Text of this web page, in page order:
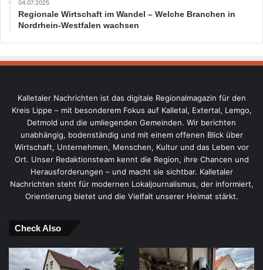
04.07.2025
Regionale Wirtschaft im Wandel – Welche Branchen in
Nordrhein-Westfalen wachsen
Kalletaler Nachrichten ist das digitale Regionalmagazin für den
Kreis Lippe – mit besonderem Fokus auf Kalletal, Extertal, Lemgo,
Detmold und die umliegenden Gemeinden. Wir berichten
unabhängig, bodenständig und mit einem offenen Blick über
Wirtschaft, Unternehmen, Menschen, Kultur und das Leben vor
Ort. Unser Redaktionsteam kennt die Region, ihre Chancen und
Herausforderungen – und macht sie sichtbar. Kalletaler
Nachrichten steht für modernen Lokaljournalismus, der informiert,
Orientierung bietet und die Vielfalt unserer Heimat stärkt.
Check Also